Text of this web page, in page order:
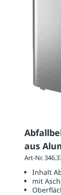
aus
Art-Nr.
Inhalt
mit